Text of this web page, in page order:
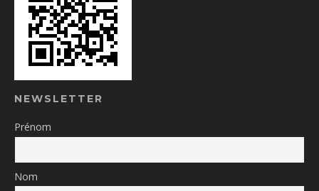
NEWSLETTER
Prénom
Nom